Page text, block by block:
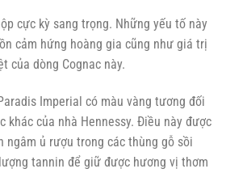
cực kỳ sang trọng. Những yếu tố này
cảm hứng hoàng gia cũng như giá trị
của dòng Cognac này.
Imperial có màu vàng tương đối
khác của nhà Hennessy. Điều này được
ủ rượu trong các thùng gỗ sồi
tannin để giữ được hương vị thơm